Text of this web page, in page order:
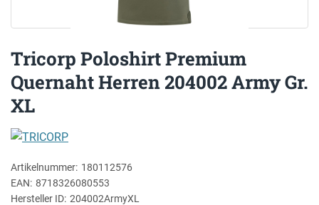
Tricorp Poloshirt Premium
Quernaht Herren 204002 Army Gr.
XL
TRICORP
Artikelnummer: 180112576
EAN: 8718326080553
Hersteller ID: 204002ArmyXL